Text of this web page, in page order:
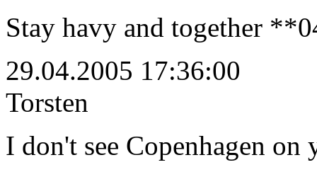
Stay havy and together
29.04.2005 17:36:00
Torsten
I don't see Copenhagen on